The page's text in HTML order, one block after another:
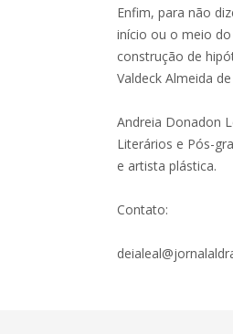
Enfim, para não
início ou o meio
construção de
Valdeck Almeida de
Andreia Donadon
Literários e Pós-
e artista plástica.
Contato: